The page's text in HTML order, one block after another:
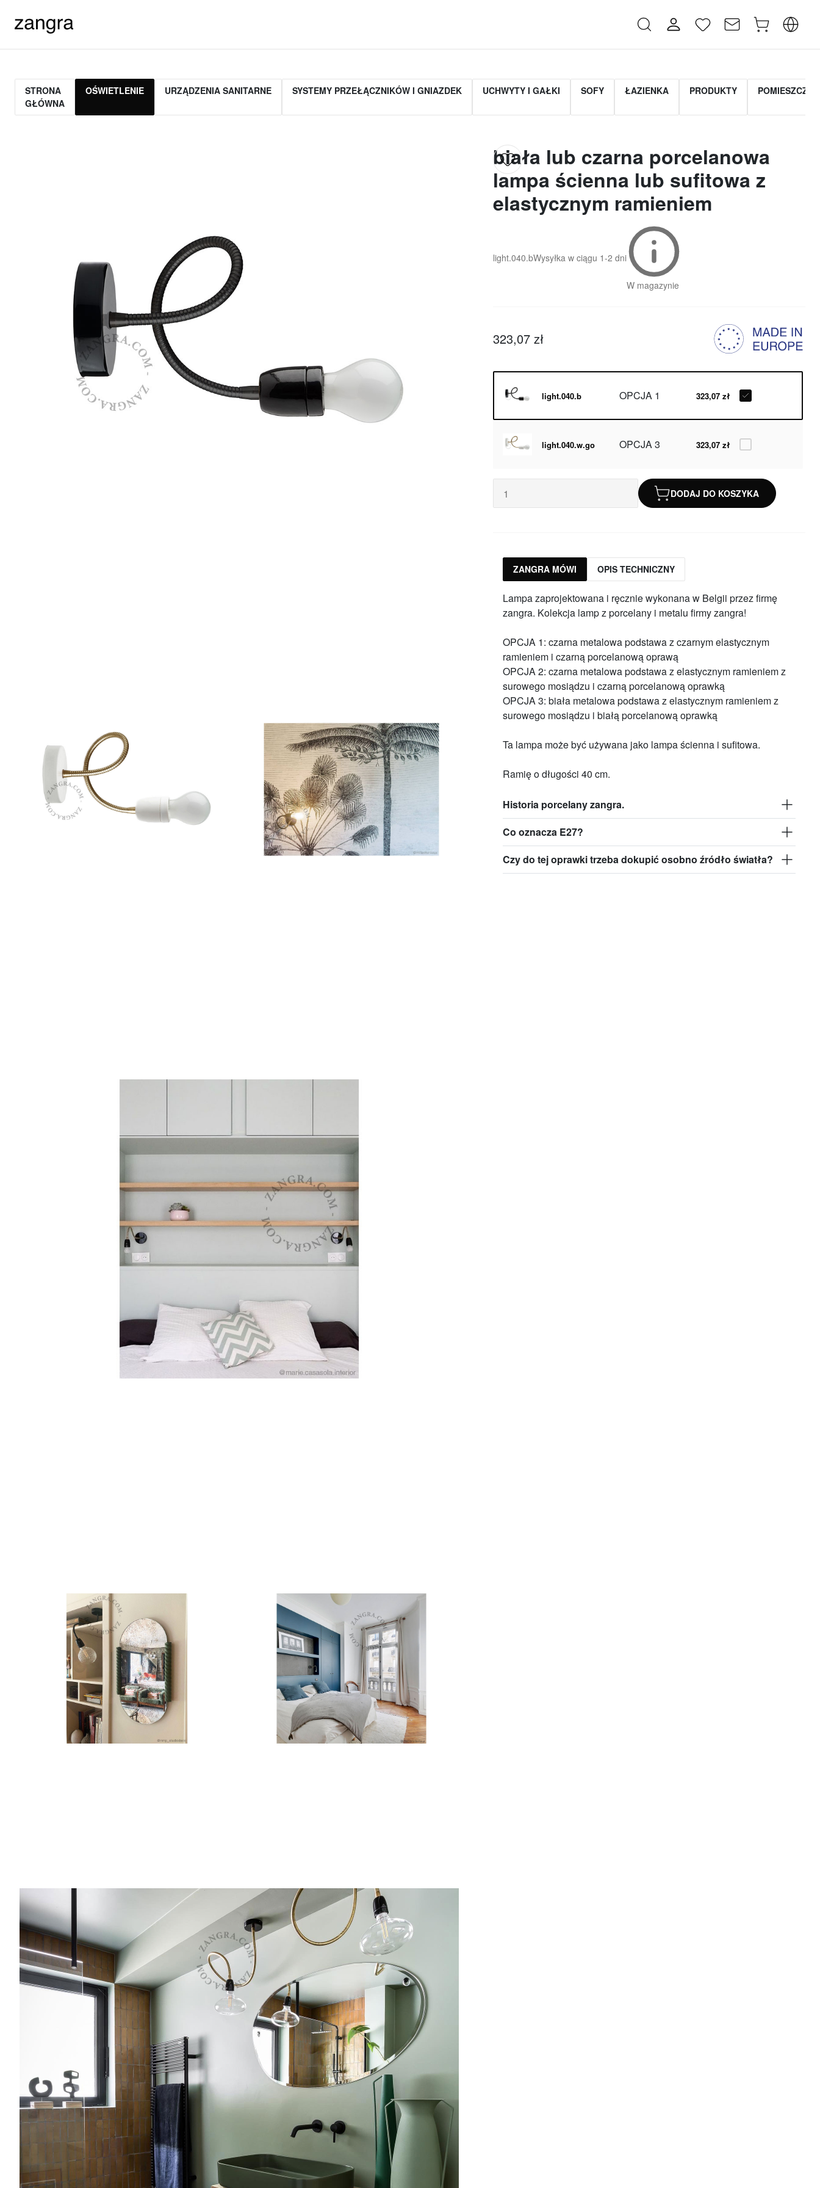
STRONA
GŁÓWNA
OŚWIETLENIE URZĄDZENIA SANITARNE SYSTEMY PRZEŁĄCZNIKÓW I GNIAZDEK UCHWYTY I GAŁKI SOFY ŁAZIENKA PRODUKTY
biała lub czarna porcelanowa
lampa ścienna lub sufitowa z
elastycznym ramieniem
light.040.bWysyłka w ciągu 1-2 dni
W magazynie
323,07 zł
light.040.b OPCJA 1 323,07 zł
light.040.w.go OPCJA 3 323,07 zł
DODAJ DO KOSZYKA
ZANGRA MÓWI OPIS TECHNICZNY
Lampa zaprojektowana i ręcznie wykonana w Belgii przez firmę
zangra. Kolekcja lamp z porcelany i metalu firmy zangra!
OPCJA 1: czarna metalowa podstawa z czarnym elastycznym
ramieniem i czarną porcelanową oprawą
OPCJA 2: czarna metalowa podstawa z elastycznym ramieniem z
surowego mosiądzu i czarną porcelanową oprawką
OPCJA 3: biała metalowa podstawa z elastycznym ramieniem z
surowego mosiądzu i białą porcelanową oprawką
Ta lampa może być używana jako lampa ścienna i sufitowa.
Ramię o długości 40 cm.
Historia porcelany zangra.
Co oznacza E27?
Czy do tej oprawki trzeba dokupić osobno źródło światła?